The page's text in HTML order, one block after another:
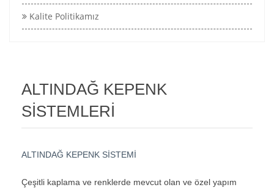
Kalite Politikamız
ALTINDAĞ KEPENK
SİSTEMLERİ
ALTINDAĞ KEPENK SİSTEMİ
Çeşitli kaplama ve renklerde mevcut olan ve özel yapım